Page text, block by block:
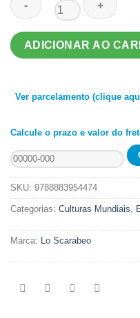
Tarot
of
and
Nights
Léon
Carré
quantidade
ADICIONAR AO
Ver parcelamento (clique
Calcule o prazo e valor do
SKU: 9788883954474
Categorias: Culturas Mundiais
Marca: Lo Scarabeo